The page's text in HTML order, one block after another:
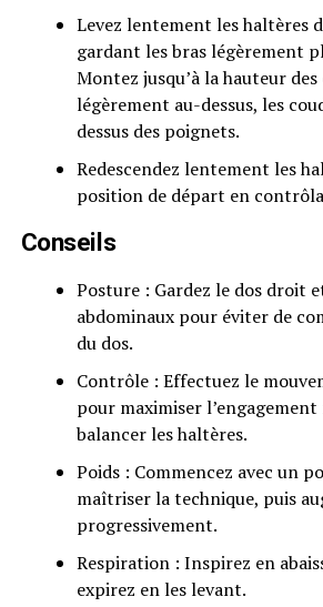
Levez lentement les haltères
gardant les bras légèrement
Montez jusqu’à la hauteur des
légèrement au-dessus, les
dessus des poignets.
Redescendez lentement les
position de départ en
Conseils
Posture : Gardez le dos droit
abdominaux pour éviter de
du dos.
Contrôle : Effectuez le
pour maximiser
balancer les haltères.
Poids : Commencez avec un
maîtriser la technique, puis
progressivement.
Respiration : Inspirez en
expirez en les levant.